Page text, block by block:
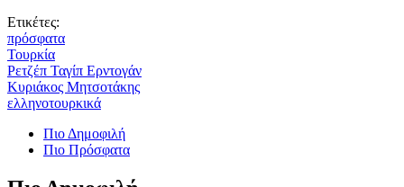
Ετικέτες:
πρόσφατα
Τουρκία
Ρετζέπ Ταγίπ Ερντογάν
Κυριάκος Μητσοτάκης
ελληνοτουρκικά
Πιο Δημοφιλή
Πιο Πρόσφατα